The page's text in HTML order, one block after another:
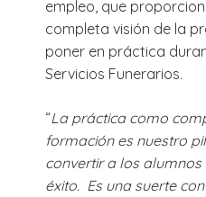
empleo, que
completa visión de la
poner en práctica
Servicios Funerarios.
“La práctica como
formación es nuestro
convertir a los
éxito. Es una suerte